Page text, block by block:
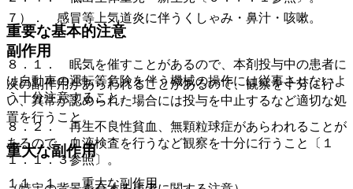
重要な基本的注意
８．１． 眠気を催すことがあるので、本剤投与中の患者に
は自動車の運転等危険を伴う機械の操作には従事させないよ
う十分注意すること。
８．２． 再生不良性貧血、無顆粒球症があらわれることが
あるので、血液検査を行うなど観察を十分に行うこと〔１
１．１．３参照〕。
７）． 感冒等上気道炎に伴うくしゃみ・鼻汁・咳嗽。
副作用
次の副作用があらわれることがあるので、観察を十分に行
い、異常が認められた場合には投与を中止するなど適切な処
置を行うこと。
重大な副作用
１１．１． 重大な副作用